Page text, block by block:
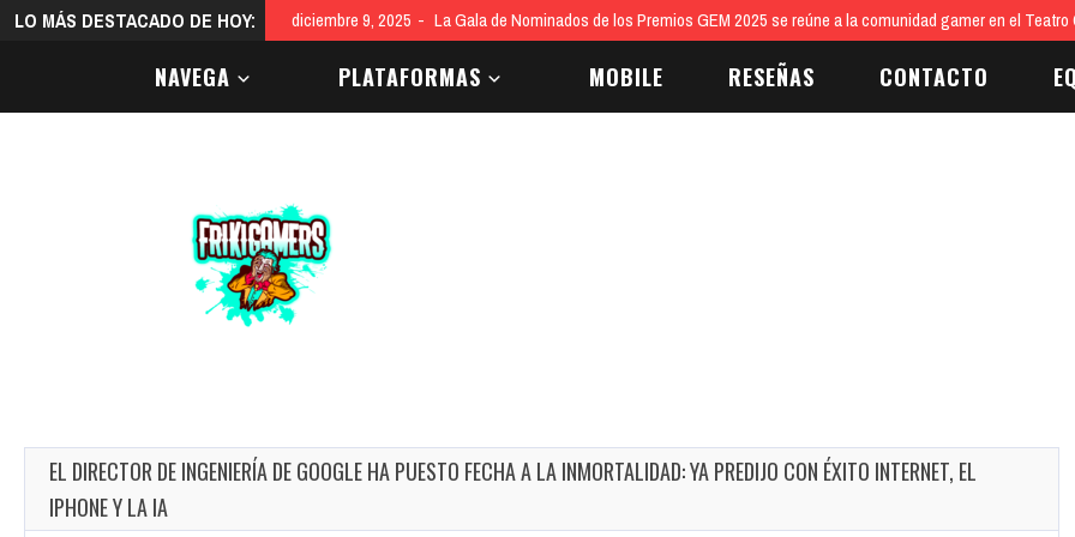
LO MÁS DESTACADO DE HOY: diciembre 9, 2025 La Gala de Nominados de los Premios GEM 2025 se reúne a la comunidad gamer en el Teatro
NAVEGA PLATAFORMAS MOBILE RESEÑAS CONTACTO
EL DIRECTOR DE INGENIERÍA DE GOOGLE HA PUESTO FECHA A LA INMORTALIDAD: YA PREDIJO CON ÉXITO INTERNET, EL
IPHONE Y LA IA